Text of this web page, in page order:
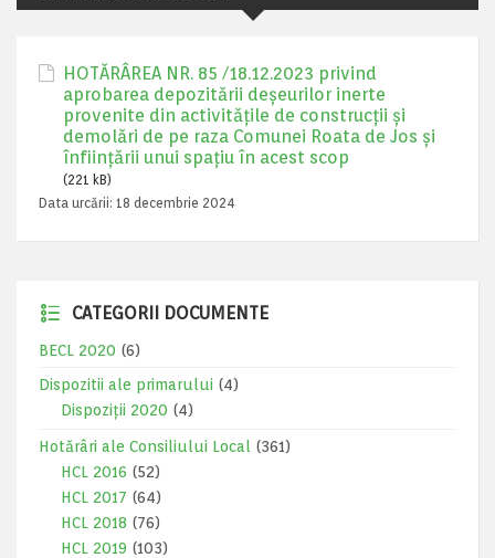
HOTĂRÂREA NR. 85 /18.12.2023 privind
aprobarea depozitării deșeurilor inerte
provenite din activitățile de construcții și
demolări de pe raza Comunei Roata de Jos și
înființării unui spațiu în acest scop
(221 kB)
Data urcării: 18 decembrie 2024
CATEGORII DOCUMENTE
BECL 2020 (6)
Dispozitii ale primarului (4)
Dispoziții 2020 (4)
Hotărâri ale Consiliului Local
(361)
HCL 2016 (52)
HCL 2017 (64)
HCL 2018 (76)
HCL 2019 (103)